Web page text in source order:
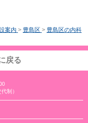
案内 > 豊島区 > 豊島区の内科
戻る
制）